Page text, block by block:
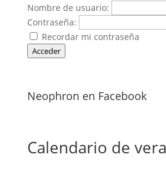
Nombre de usuario:
Contraseña:
Recordar mi contraseña
Acceder
Neophron en Facebook
Calendario de